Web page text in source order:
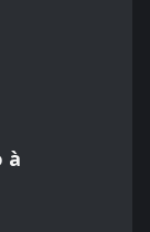
à